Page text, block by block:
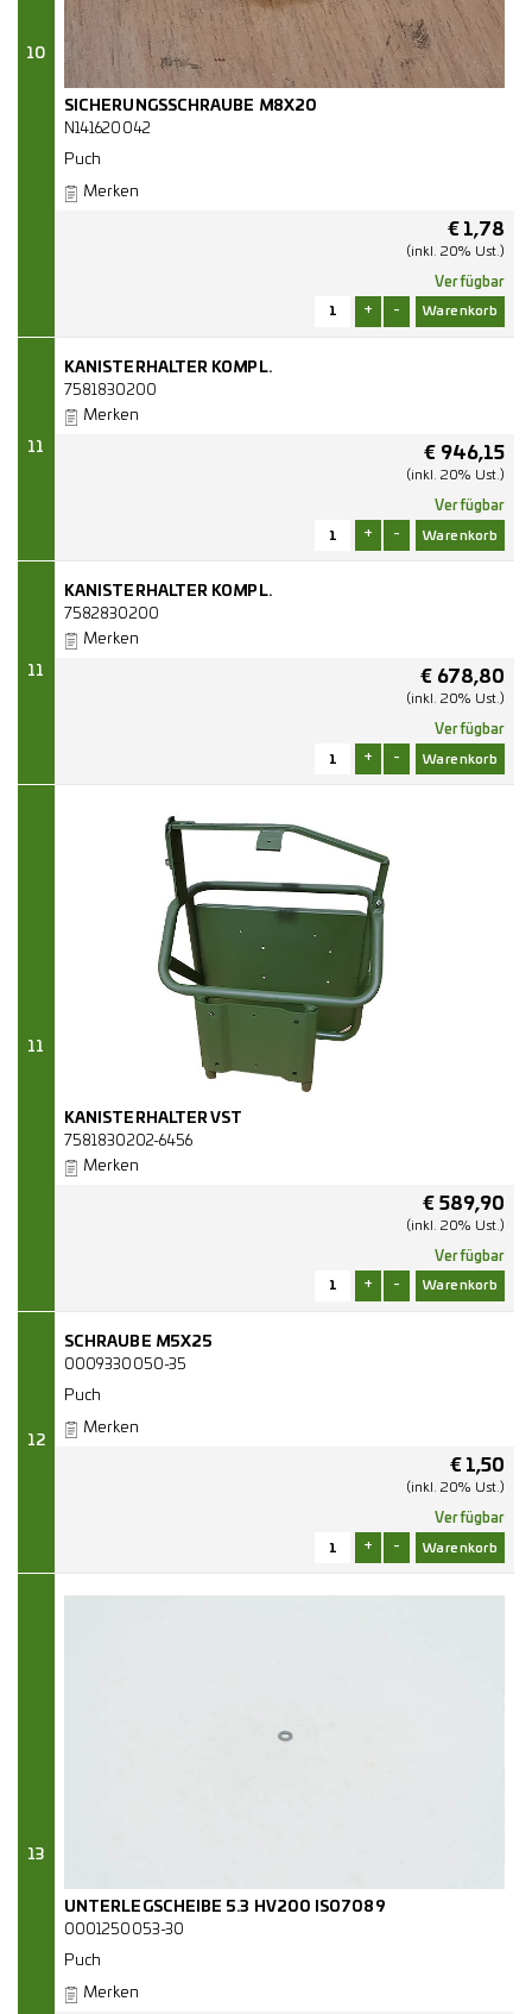
10
SICHERUNGSSCHRAUBE M8X20
N141620042
Puch
Merken
€ 1,78
(inkl. 20% Ust.)
Verfügbar
+ -
11
KANISTERHALTER KOMPL.
7581830200
Merken
€ 946,15
(inkl. 20% Ust.)
Verfügbar
+ -
11
KANISTERHALTER KOMPL.
7582830200
Merken
€ 678,80
(inkl. 20% Ust.)
Verfügbar
+ -
11
KANISTERHALTER VST
7581830202-6456
Merken
€ 589,90
(inkl. 20% Ust.)
Verfügbar
+ -
12
SCHRAUBE M5X25
0009330050-35
Puch
Merken
€ 1,50
(inkl. 20% Ust.)
Verfügbar
+ -
13
UNTERLEGSCHEIBE 5.3 HV200 ISO7089
0001250053-30
Puch
Merken